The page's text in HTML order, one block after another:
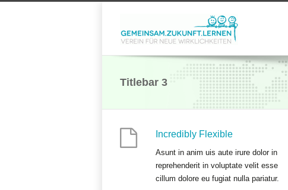
Titlebar 3
Incredibly Flexible
Asunt in anim uis aute irure dolor in
reprehenderit in voluptate velit esse
cillum dolore eu fugiat nulla pariatur.